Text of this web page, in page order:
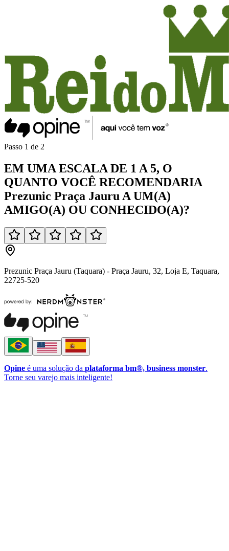
Passo 1 de 2
EM UMA ESCALA DE 1 A 5, O
QUANTO VOCÊ RECOMENDARIA
Prezunic Praça Jauru A UM(A)
AMIGO(A) OU CONHECIDO(A)?
Prezunic Praça Jauru (Taquara) - Praça Jauru, 32, Loja E, Taquara,
22725-520
Opine é uma solução da plataforma bm®, business monster.
Torne seu varejo mais inteligente!